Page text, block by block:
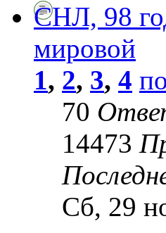
СНЛ, 98
мировой
1, 2, 3, 4
70
14473
Сб, 29